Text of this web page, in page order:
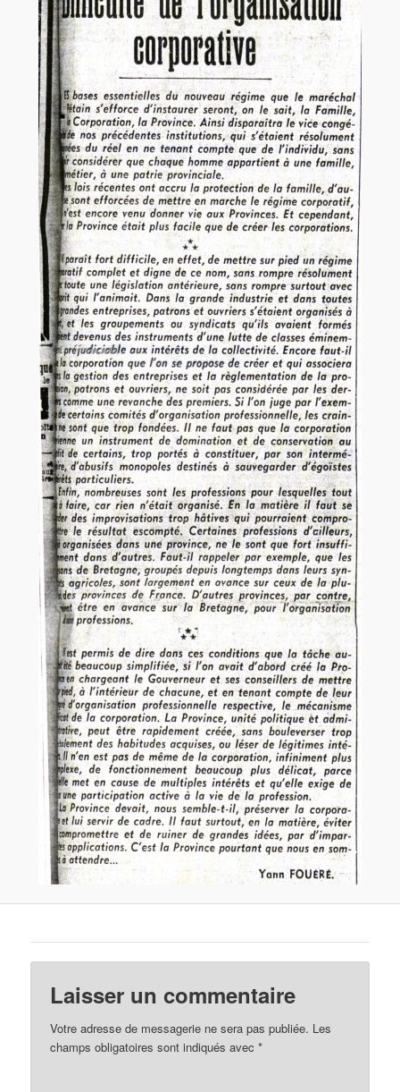
Laisser un commentaire
Votre adresse de messagerie ne sera pas publiée. Les
champs obligatoires sont indiqués avec*